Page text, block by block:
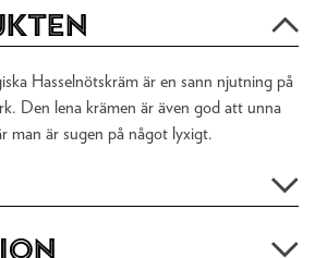
Hasselnötskräm är en sann njutning på
Den lena krämen är även god att unna
man är sugen på något lyxigt.